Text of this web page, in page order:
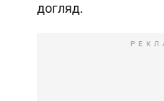
догляд.